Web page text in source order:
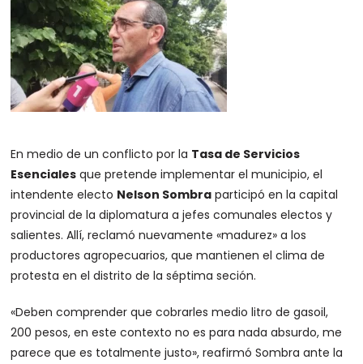
En medio de un conflicto por la Tasa de Servicios
Esenciales que pretende implementar el municipio, el
intendente electo Nelson Sombra participó en la capital
provincial de la diplomatura a jefes comunales electos y
salientes. Allí, reclamó nuevamente «madurez» a los
productores agropecuarios, que mantienen el clima de
protesta en el distrito de la séptima seción.
«Deben comprender que cobrarles medio litro de gasoil,
200 pesos, en este contexto no es para nada absurdo, me
parece que es totalmente justo», reafirmó Sombra ante la